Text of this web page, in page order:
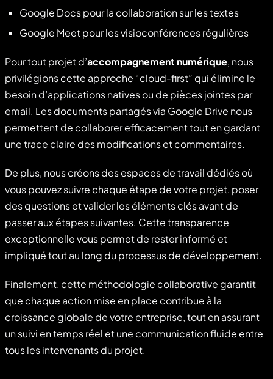
Google Docs pour la collaboration sur les textes
Google Meet pour les visioconférences régulières
Pour tout projet d’accompagnement numérique, nous
privilégions cette approche “cloud-first” qui élimine le
besoin d’applications natives ou de pièces jointes par
email. Les documents partagés via Google Drive nous
permettent de collaborer efficacement tout en gardant
une trace claire des modifications et commentaires.
De plus, nous créons des espaces de travail dédiés où
vous pouvez suivre chaque étape de votre projet, poser
des questions et valider les éléments clés avant de
passer aux étapes suivantes. Cette transparence
exceptionnelle vous permet de rester informé et
impliqué tout au long du processus de développement.
Finalement, cette méthodologie collaborative garantit
que chaque action mise en place contribue à la
croissance globale de votre entreprise, tout en assurant
un suivi en temps réel et une communication fluide entre
tous les intervenants du projet.